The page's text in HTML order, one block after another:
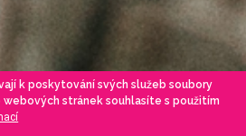
k poskytování svých služeb soubory
stránek souhlasíte s použitím